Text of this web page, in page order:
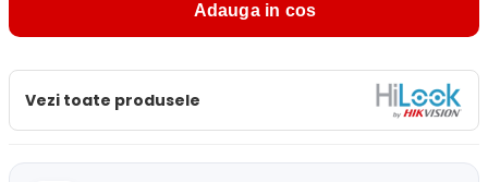
Adauga in cos
Vezi toate produsele